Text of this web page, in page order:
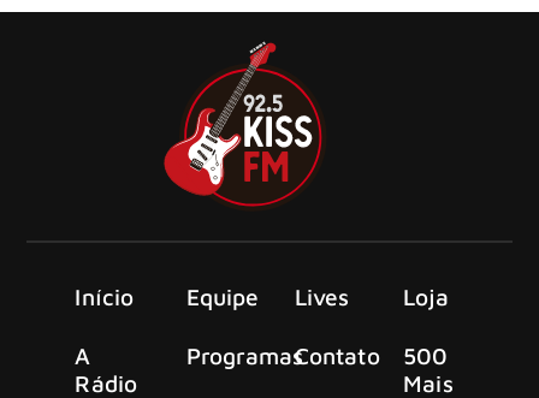
Início
A
Rádio
Equipe
Programas
Lives
Contato
Loja
500
Mais